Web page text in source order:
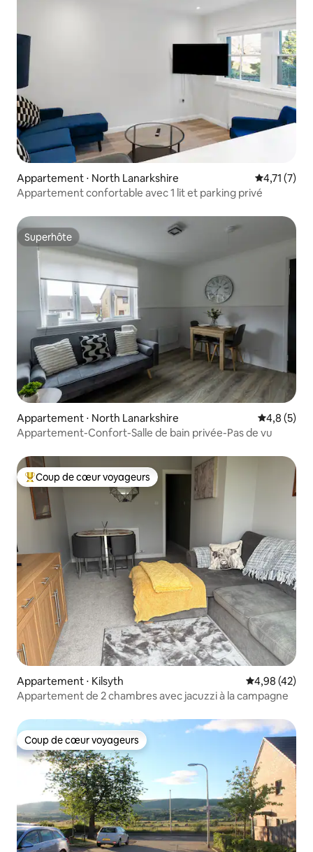
Appartement ⋅ North Lanarkshire Évaluation
4,71 (7)
Appartement confortable avec 1 lit et parking privé
Superhôte
Superhôte
Appartement ⋅ North Lanarkshire Évaluation
4,8 (5)
Appartement-Confort-Salle de bain privée-Pas de vu
Coups de cœur voyageurs les plus appréciés
Coup de cœur voyageurs
Appartement ⋅ Kilsyth Évaluation
4,98 (42)
Appartement de 2 chambres avec jacuzzi à la campagne
Coup de cœur voyageurs
Coup de cœur voyageurs